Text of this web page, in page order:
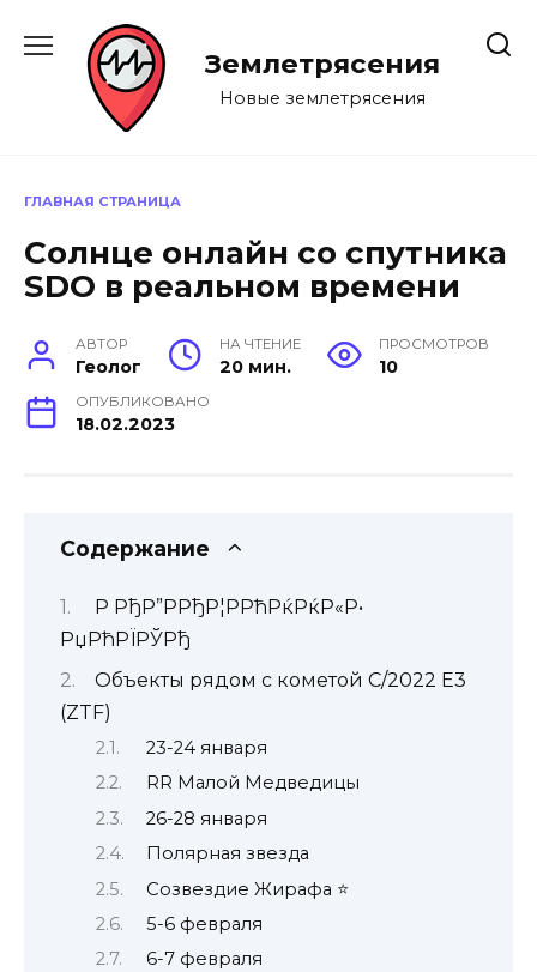
содержанию
Землетрясения
Новые землетрясения
ГЛАВНАЯ СТРАНИЦА
Солнце онлайн со спутника
SDO в реальном времени
АВТОР
Геолог
НА ЧТЕНИЕ
20 мин.
ПРОСМОТРОВ
10
ОПУБЛИКОВАНО
18.02.2023
Содержание
Р РђР”РРђР¦РРћРќРќР«Р•
РџРћРЇРЎРђ
Объекты рядом с кометой C/2022 E3
(ZTF)
23-24 января
RR Малой Медведицы
26-28 января
Полярная звезда
Созвездие Жирафа ⭐
5-6 февраля
6-7 февраля